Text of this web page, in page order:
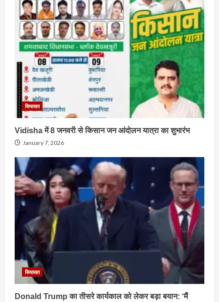
सियासत
Vidisha में 8 जनवरी से किसान जन आंदोलन यात्रा का शुभारंभ
January 7, 2026
सियासत
Donald Trump का तीसरे कार्यकाल को लेकर बड़ा बयान: ‘मैं